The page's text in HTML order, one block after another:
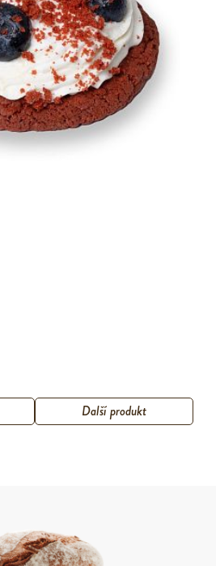
Další produkt